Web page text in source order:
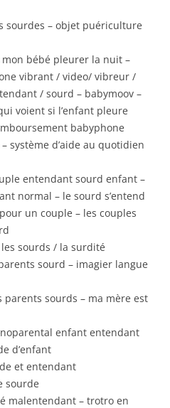
sourdes – objet puériculture
mon bébé pleurer la nuit –
vibrant / video/ vibreur /
/ sourd – babymoov –
voient si l’enfant pleure
babyphone
système d’aide au quotidien
entendant sourd enfant –
normal – le sourd s’entend
un couple – les couples
sourds / la surdité
sourd – imagier langue
parents sourds – ma mère est
enfant entendant
d’enfant
et entendant
sourde
malentendant – trotro en